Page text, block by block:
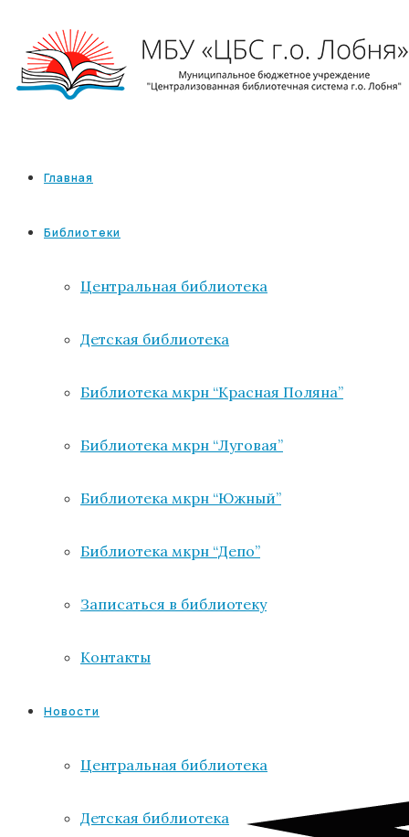
Главная
Библиотеки
Центральная библиотека
Детская библиотека
Библиотека мкрн “Красная Поляна”
Библиотека мкрн “Луговая”
Библиотека мкрн “Южный”
Библиотека мкрн “Депо”
Записаться в библиотеку
Контакты
Новости
Центральная библиотека
Детская библиотека